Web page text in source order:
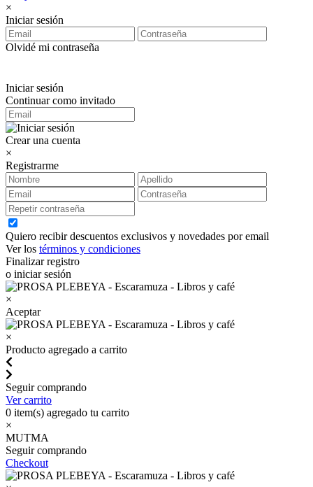
×
Iniciar sesión
Olvidé mi contraseña
Iniciar sesión
Continuar como invitado
Crear una cuenta
×
Registrarme
Quiero recibir descuentos exclusivos y novedades por email
Ver los términos y condiciones
Finalizar registro
o iniciar sesión
×
Aceptar
×
Producto agregado a carrito
Seguir comprando
Ver carrito
0 item(s) agregado tu carrito
×
MUTMA
Seguir comprando
Checkout